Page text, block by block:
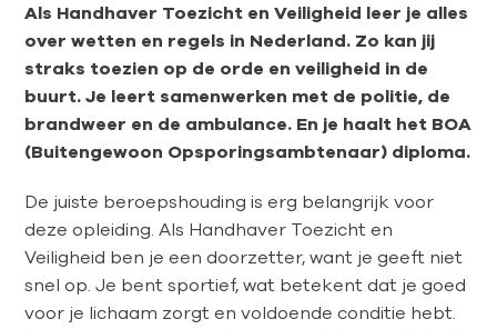
Als Handhaver Toezicht en Veiligheid leer je alles
over wetten en regels in Nederland. Zo kan jij
straks toezien op de orde en veiligheid in de
buurt. Je leert samenwerken met de politie, de
brandweer en de ambulance. En je haalt het BOA
(Buitengewoon Opsporingsambtenaar) diploma.
De juiste beroepshouding is erg belangrijk voor
deze opleiding. Als Handhaver Toezicht en
Veiligheid ben je een doorzetter, want je geeft niet
snel op. Je bent sportief, wat betekent dat je goed
voor je lichaam zorgt en voldoende conditie hebt.